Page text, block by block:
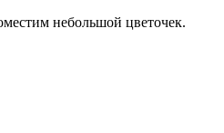
небольшой цветочек.